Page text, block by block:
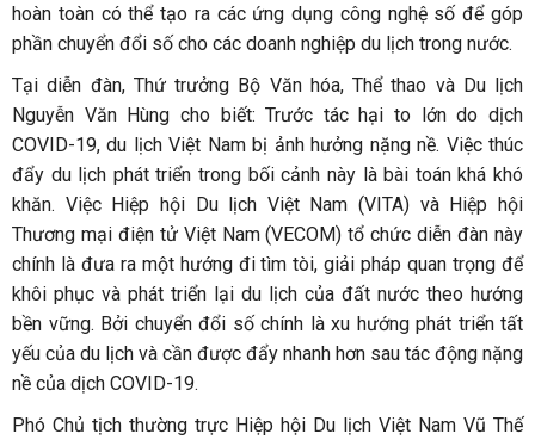
hoàn toàn có thể tạo ra các ứng dụng công nghệ số để góp
phần chuyển đổi số cho các doanh nghiệp du lịch trong nước.
Tại diễn đàn, Thứ trưởng Bộ Văn hóa, Thể thao và Du lịch
Nguyễn Văn Hùng cho biết: Trước tác hại to lớn do dịch
COVID-19, du lịch Việt Nam bị ảnh hưởng nặng nề. Việc thúc
đẩy du lịch phát triển trong bối cảnh này là bài toán khá khó
khăn. Việc Hiệp hội Du lịch Việt Nam (VITA) và Hiệp hội
Thương mại điện tử Việt Nam (VECOM) tổ chức diễn đàn này
chính là đưa ra một hướng đi tìm tòi, giải pháp quan trọng để
khôi phục và phát triển lại du lịch của đất nước theo hướng
bền vững. Bởi chuyển đổi số chính là xu hướng phát triển tất
yếu của du lịch và cần được đẩy nhanh hơn sau tác động nặng
nề của dịch COVID-19.
Phó Chủ tịch thường trực Hiệp hội Du lịch Việt Nam Vũ Thế